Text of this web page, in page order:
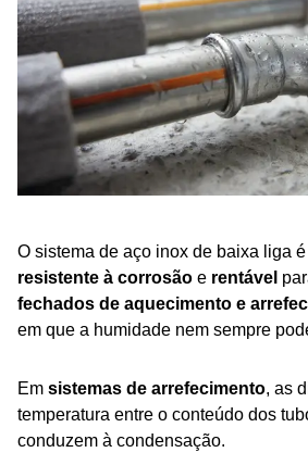
O sistema de aço inox de baixa liga
resistente à corrosão e rentável
fechados de aquecimento e
em que a humidade nem sempre
Em sistemas de arrefecimento, as
temperatura entre o conteúdo dos
conduzem à condensação.